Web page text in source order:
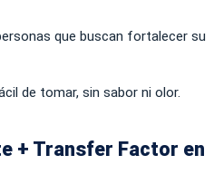
que buscan fortalecer su
de tomar, sin sabor ni olor.
+ Transfer Factor en